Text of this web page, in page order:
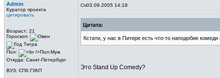
Admin
Куратор проекта
цитировать
Возраст: 21
Гороскоп:
Пол:
Откуда: Санкт-Петербург
ВУЗ: СПб ГУАП
03.09.2005 14:18
Цитата:
Кстати, у нас в Питере есть что-то наподобие
Это Stand Up Comedy?